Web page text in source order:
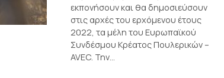
εκπονήσουν και θα δημοσιεύσουν
στις αρχές του ερχόμενου έτους
2022, τα μέλη του Ευρωπαϊκού
Συνδέσμου Κρέατος Πουλερικών –
AVEC. Την...